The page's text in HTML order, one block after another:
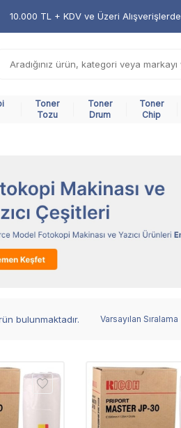
10.000 TL + KDV ve Üzeri Alışverişlerde
Toner
Tozu
Toner
Drum
Toner
Chip
bulunmaktadır.